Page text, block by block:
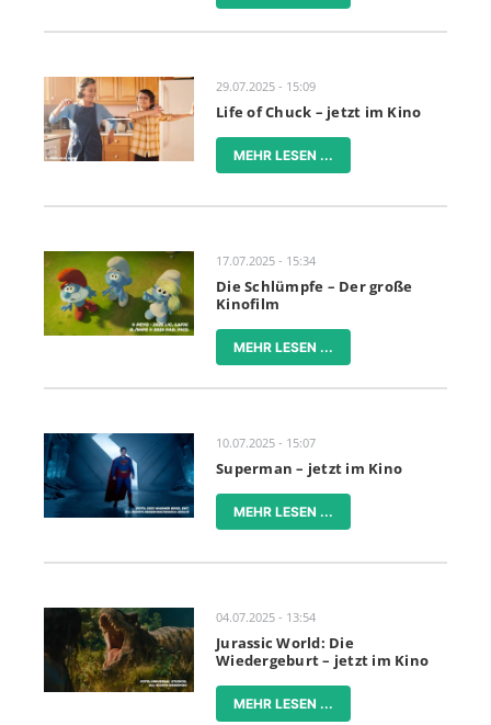
29.07.2025 - 15:09
Life of Chuck – jetzt im Kino
MEHR LESEN ...
17.07.2025 - 15:34
Die Schlümpfe – Der große
Kinofilm
MEHR LESEN ...
10.07.2025 - 15:07
Superman – jetzt im Kino
MEHR LESEN ...
04.07.2025 - 13:54
Jurassic World: Die
Wiedergeburt – jetzt im Kino
MEHR LESEN ...